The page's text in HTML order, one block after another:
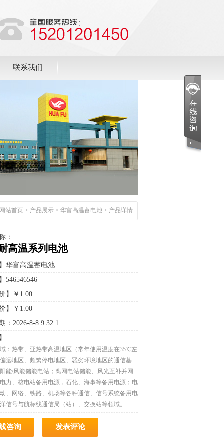
联系我们
网站首页 > 产品展示 > 华富高温蓄电池 > 产品详情
：
高温系列电池
华富高温蓄电池
546546546
】
￥1.00
】
￥1.00
：2026-8-8 9:32:1
：热带、亚热带高温地区（常年使用温度在35℃左
远地区、频繁停电地区、恶劣环境地区的通信基
能/风能储能电站；离网电站储能、风光互补并网
力、核电站备用电源，石化、海事等备用电源；电
、网络、铁路、机场等各种通信、信号系统备用电
信号与航标线通信局（站）、交换站等领域。
咨询 发表评论